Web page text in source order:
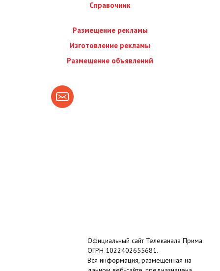
Справочник
Размещение рекламы
Изготовление рекламы
Размещение объявлений
Официальный сайт Телеканала Прима.
ОГРН 1022402655681.
Вся информация, размещенная на